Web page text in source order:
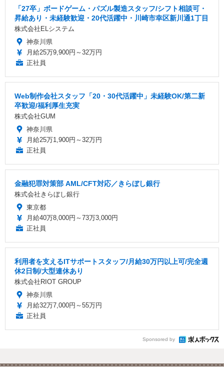
「27卒」ボードゲーム・パズル製造スタッフ/シフト相談可・
昇給あり・未経験歓迎・20代活躍中・川崎市幸区新川通1丁目
株式会社ELシステム
神奈川県
月給25万9,900円～32万円
正社員
Web制作会社スタッフ「20・30代活躍中」未経験OK/第二新
卒歓迎/福利厚生充実
株式会社GUM
神奈川県
月給25万1,900円～32万円
正社員
金融犯罪対策部 AML/CFT対応／きらぼし銀行
株式会社きらぼし銀行
東京都
月給40万8,000円～73万3,000円
正社員
利用者を支えるITサポートスタッフ/月給30万円以上可/完全週
休2日制/大型連休あり
株式会社RIOT GROUP
神奈川県
月給32万7,000円～55万円
正社員
Sponsored by